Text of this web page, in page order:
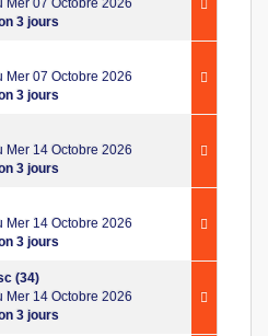
3 jours
Mer 07 Octobre 2026
3 jours
Mer 14 Octobre 2026
3 jours
Mer 14 Octobre 2026
3 jours
(34)
Mer 14 Octobre 2026
3 jours